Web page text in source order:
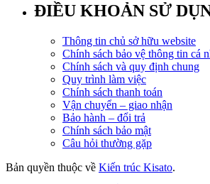
ĐIỀU KHOẢN SỬ
Thông tin chủ sở hữu website
Chính sách bảo vệ thông tin cá
Chính sách và quy định chung
Quy trình làm việc
Chính sách thanh toán
Vận chuyển – giao nhận
Bảo hành – đổi trả
Chính sách bảo mật
Câu hỏi thường gặp
Bản quyền thuộc về Kiến trúc Kisato.